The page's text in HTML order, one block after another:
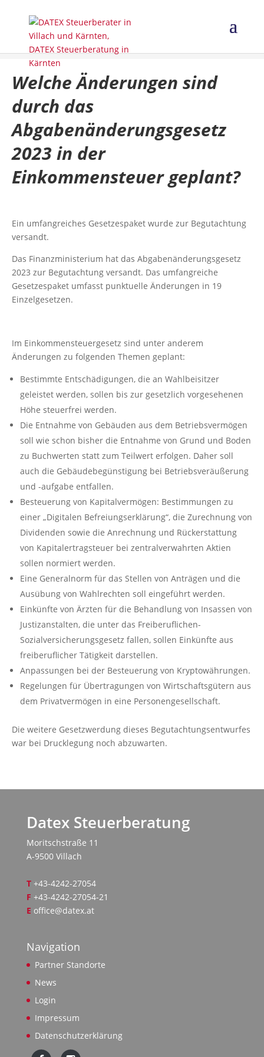
Welche Änderungen sind
durch das
Abgabenänderungsgesetz
2023 in der
Einkommensteuer geplant?
Ein umfangreiches Gesetzespaket wurde zur Begutachtung
versandt.
Das Finanzministerium hat das Abgabenänderungsgesetz
2023 zur Begutachtung versandt. Das umfangreiche
Gesetzespaket umfasst punktuelle Änderungen in 19
Einzelgesetzen.
Im Einkommensteuergesetz sind unter anderem
Änderungen zu folgenden Themen geplant:
Bestimmte Entschädigungen, die an Wahlbeisitzer
geleistet werden, sollen bis zur gesetzlich vorgesehenen
Höhe steuerfrei werden.
Die Entnahme von Gebäuden aus dem Betriebsvermögen
soll wie schon bisher die Entnahme von Grund und Boden
zu Buchwerten statt zum Teilwert erfolgen. Daher soll
auch die Gebäudebegünstigung bei Betriebsveräußerung
und -aufgabe entfallen.
Besteuerung von Kapitalvermögen: Bestimmungen zu
einer „Digitalen Befreiungserklärung“, die Zurechnung von
Dividenden sowie die Anrechnung und Rückerstattung
von Kapitalertragsteuer bei zentralverwahrten Aktien
sollen normiert werden.
Eine Generalnorm für das Stellen von Anträgen und die
Ausübung von Wahlrechten soll eingeführt werden.
Einkünfte von Ärzten für die Behandlung von Insassen von
Justizanstalten, die unter das Freiberuflichen-
Sozialversicherungsgesetz fallen, sollen Einkünfte aus
freiberuflicher Tätigkeit darstellen.
Anpassungen bei der Besteuerung von Kryptowährungen.
Regelungen für Übertragungen von Wirtschaftsgütern aus
dem Privatvermögen in eine Personengesellschaft.
Die weitere Gesetzwerdung dieses Begutachtungsentwurfes
war bei Drucklegung noch abzuwarten.
Datex Steuerberatung
Moritschstraße 11
A-9500 Villach
T+43-4242-27054
F +43-4242-27054-21
E office@datex.at
Navigation
Partner Standorte
News
Login
Impressum
Datenschutzerklärung